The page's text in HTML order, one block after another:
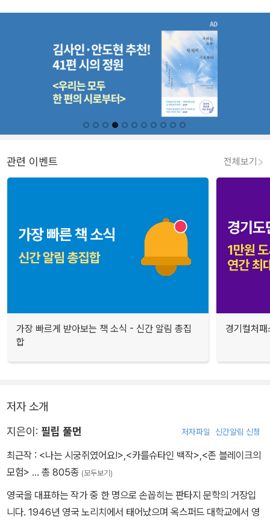
관련 이벤트 전체보기
가장 빠르게 받아보는 책 소식 - 신간 알림 총집
합
경기컬처
저자 소개
지은이: 필립 풀먼 저자파일 신간알림 신청
최근작 : <나는 시궁쥐였어요!>,<카를슈타인 백작>,<존 블레이크의
모험> … 총 805종 (모두보기)
영국을 대표하는 작가 중 한 명으로 손꼽히는 판타지 문학의 거장입
니다. 1946년 영국 노리치에서 태어났으며 옥스퍼드 대학교에서 영